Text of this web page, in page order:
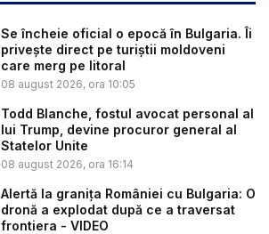
Se încheie oficial o epocă în Bulgaria. Îi
privește direct pe turiștii moldoveni
care merg pe litoral
08 august 2026, ora 10:05
Todd Blanche, fostul avocat personal al
lui Trump, devine procuror general al
Statelor Unite
08 august 2026, ora 16:14
Alertă la granița României cu Bulgaria: O
dronă a explodat după ce a traversat
frontiera - VIDEO